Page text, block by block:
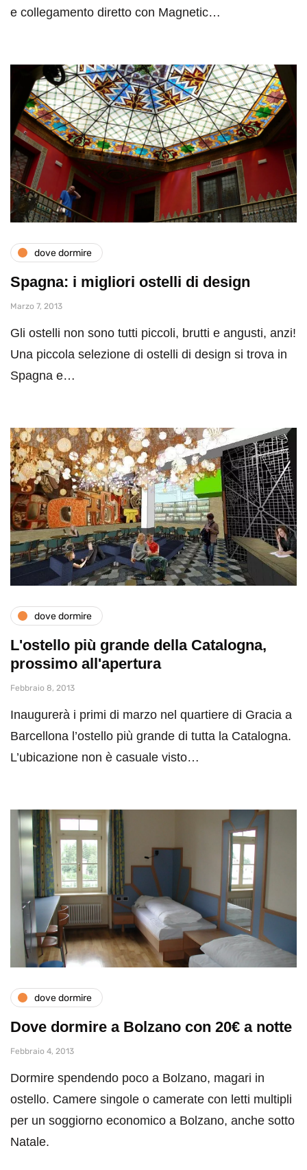
e collegamento diretto con Magnetic…
dove dormire
Spagna: i migliori ostelli di design
Marzo 7, 2013
Gli ostelli non sono tutti piccoli, brutti e angusti, anzi!
Una piccola selezione di ostelli di design si trova in
Spagna e…
dove dormire
L'ostello più grande della Catalogna,
prossimo all'apertura
Febbraio 8, 2013
Inaugurerà i primi di marzo nel quartiere di Gracia a
Barcellona l’ostello più grande di tutta la Catalogna.
L’ubicazione non è casuale visto…
dove dormire
Dove dormire a Bolzano con 20€ a notte
Febbraio 4, 2013
Dormire spendendo poco a Bolzano, magari in
ostello. Camere singole o camerate con letti multipli
per un soggiorno economico a Bolzano, anche sotto
Natale.